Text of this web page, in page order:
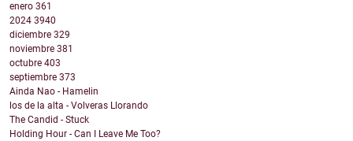
enero 361
2024 3940
diciembre 329
noviembre 381
octubre 403
septiembre 373
Ainda Nao - Hamelin
los de la alta - Volveras Llorando
The Candid - Stuck
Holding Hour - Can I Leave Me Too?